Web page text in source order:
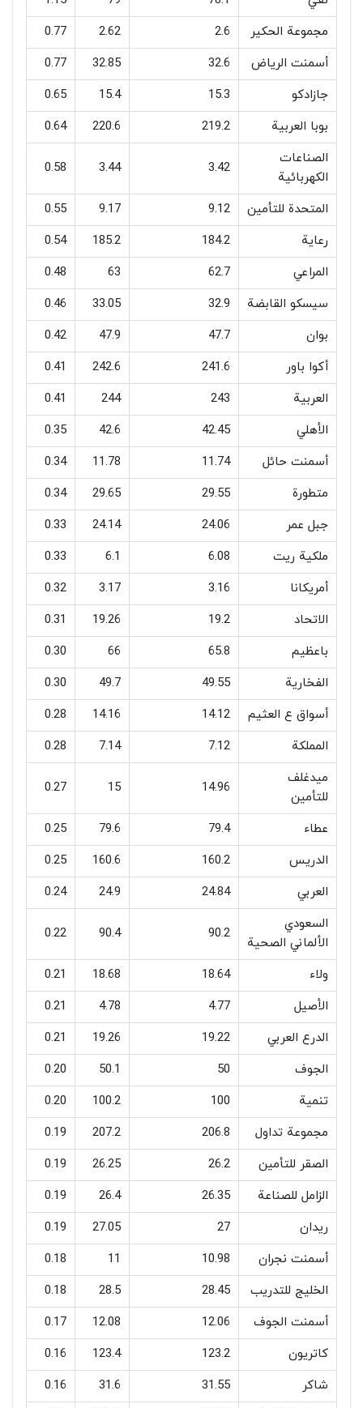
مجموعة الحكير
2.6
2.62
0.77
أسمنت الرياض
32.6
32.85
0.77
جازادكو
15.3
15.4
0.65
بوبا العربية
219.2
220.6
0.64
الصناعات
الكهربائية
3.42
3.44
0.58
المتحدة للتأمين 9.12
9.17
0.55
رعاية
184.2
185.2
0.54
المراعي
62.7
63
0.48
سيسكو القابضة
32.9
33.05
0.46
بوان
47.7
47.9
0.42
أكوا باور
241.6
242.6
0.41
العربية
243
244
0.41
الأهلي
42.45
42.6
0.35
أسمنت حائل
11.74
11.78
0.34
متطورة
29.55
29.65
0.34
جبل عمر
24.06
24.14
0.33
ملكية ريت
6.08
6.1
0.33
أمريكانا
3.16
3.17
0.32
الاتحاد
19.2
19.26
0.31
باعظيم
65.8
66
0.30
الفخارية
49.55
49.7
0.30
أسواق ع العثيم
14.12
14.16
0.28
المملكة
7.12
7.14
0.28
ميدغلف
للتأمين
14.96
15
0.27
عطاء 79.4
79.6
0.25
الدريس
160.2
160.6
0.25
العربي
24.84
24.9
0.24
السعودي
الألماني الصحية
90.2
90.4
0.22
ولاء 18.64
18.68
0.21
الأصيل
4.77
4.78
0.21
الدرع العربي
19.22
19.26
0.21
الجوف
50
50.1
0.20
تنمية
100
100.2
0.20
مجموعة تداول
206.8
207.2
0.19
الصقر للتأمين
26.2
26.25
0.19
الزامل للصناعة
26.35
26.4
0.19
ريدان
27
27.05
0.19
أسمنت نجران
10.98
11
0.18
الخليج للتدريب
28.45
28.5
0.18
أسمنت الجوف
12.06
12.08
0.17
كاتريون
123.2
123.4
0.16
شاكر
31.55
31.6
0.16